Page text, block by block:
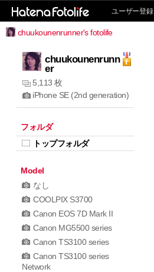
ユーザー登録
chuukounenrunner's fotolife
chuukounenrunn
er
5,113 枚
iPhone SE (2nd generation)
フォルダ
トップフォルダ
Model
なし
COOLPIX S3700
Canon EOS 7D Mark II
Canon MG5500 series
Canon TS3100 series
Canon TS3100 series
Network